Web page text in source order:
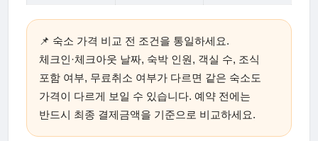
📌 숙소 가격 비교 전 조건을 통일하세요.
체크인·체크아웃 날짜, 숙박 인원, 객실 수, 조식
포함 여부, 무료취소 여부가 다르면 같은 숙소도
가격이 다르게 보일 수 있습니다. 예약 전에는
반드시 최종 결제금액을 기준으로 비교하세요.